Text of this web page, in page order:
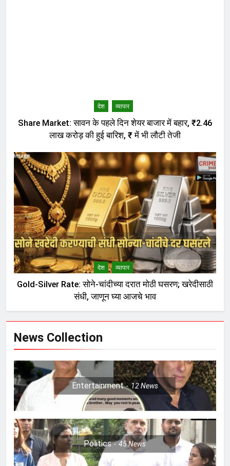
देश व्यापार
Share Market: सावन के पहले दिन शेयर बाजार में बहार, ₹2.46
लाख करोड़ की हुई बारिश, ₹ में भी लौटी तेजी
देश व्यापार
Gold-Silver Rate: सोने-चांदीच्या दरात मोठी घसरण; खरेदीसाठी
संधी, जाणून घ्या आजचे भाव
News Collection
Entertainment 12News
Politics 45News